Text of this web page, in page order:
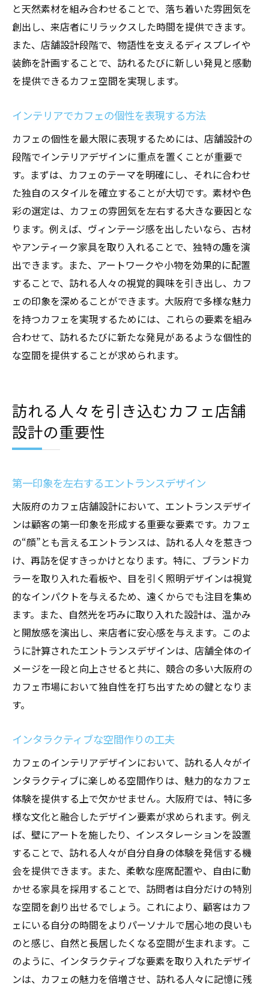
と天然素材を組み合わせることで、落ち着いた雰囲気を
創出し、来店者にリラックスした時間を提供できます。
また、店舗設計段階で、物語性を支えるディスプレイや
装飾を計画することで、訪れるたびに新しい発見と感動
を提供できるカフェ空間を実現します。
インテリアでカフェの個性を表現する方法
カフェの個性を最大限に表現するためには、店舗設計の
段階でインテリアデザインに重点を置くことが重要で
す。まずは、カフェのテーマを明確にし、それに合わせ
た独自のスタイルを確立することが大切です。素材や色
彩の選定は、カフェの雰囲気を左右する大きな要因とな
ります。例えば、ヴィンテージ感を出したいなら、古材
やアンティーク家具を取り入れることで、独特の趣を演
出できます。また、アートワークや小物を効果的に配置
することで、訪れる人々の視覚的興味を引き出し、カフ
ェの印象を深めることができます。大阪府で多様な魅力
を持つカフェを実現するためには、これらの要素を組み
合わせて、訪れるたびに新たな発見があるような個性的
な空間を提供することが求められます。
訪れる人々を引き込むカフェ店舗
設計の重要性
第一印象を左右するエントランスデザイン
大阪府のカフェ店舗設計において、エントランスデザイ
ンは顧客の第一印象を形成する重要な要素です。カフェ
の“顔”とも言えるエントランスは、訪れる人々を惹きつ
け、再訪を促すきっかけとなります。特に、ブランドカ
ラーを取り入れた看板や、目を引く照明デザインは視覚
的なインパクトを与えるため、遠くからでも注目を集め
ます。また、自然光を巧みに取り入れた設計は、温かみ
と開放感を演出し、来店者に安心感を与えます。このよ
うに計算されたエントランスデザインは、店舗全体のイ
メージを一段と向上させると共に、競合の多い大阪府の
カフェ市場において独自性を打ち出すための鍵となりま
す。
インタラクティブな空間作りの工夫
カフェのインテリアデザインにおいて、訪れる人々がイ
ンタラクティブに楽しめる空間作りは、魅力的なカフェ
体験を提供する上で欠かせません。大阪府では、特に多
様な文化と融合したデザイン要素が求められます。例え
ば、壁にアートを施したり、インスタレーションを設置
することで、訪れる人々が自分自身の体験を発信する機
会を提供できます。また、柔軟な座席配置や、自由に動
かせる家具を採用することで、訪問者は自分だけの特別
な空間を創り出せるでしょう。これにより、顧客はカフ
ェにいる自分の時間をよりパーソナルで居心地の良いも
のと感じ、自然と長居したくなる空間が生まれます。こ
のように、インタラクティブな要素を取り入れたデザイ
ンは、カフェの魅力を倍増させ、訪れる人々に記憶に残